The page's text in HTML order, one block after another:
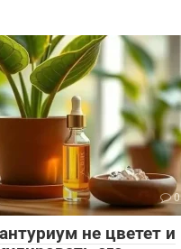
0
не цветет и